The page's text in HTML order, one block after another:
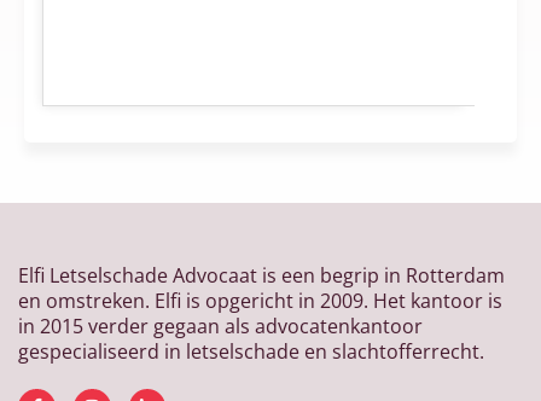
Elfi Letselschade Advocaat is een begrip in Rotterdam
en omstreken. Elfi is opgericht in 2009. Het kantoor is
in 2015 verder gegaan als advocatenkantoor
gespecialiseerd in letselschade en slachtofferrecht.